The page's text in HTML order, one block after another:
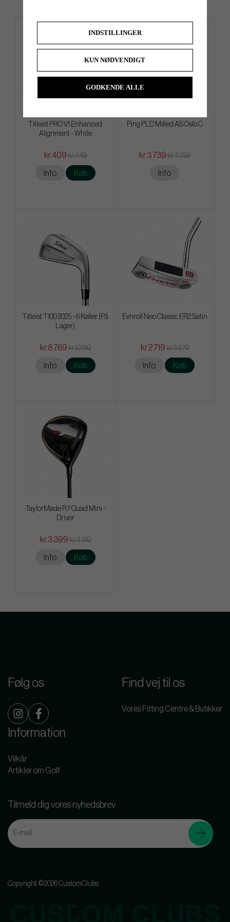
Titleist PRO V1 Enhanced
Alignment - White
kr.409 kr.449
Info Køb
Ping PLD Milled AS Oslo C
kr.3 739 kr.4 759
Info
Titleist T100 2025 - 6 Køller (På
Lager)
kr.8 769 kr.10 199
Info Køb
Evnroll Neo Classic ER2 Satin
kr.2 719 kr.3 679
Info Køb
TaylorMade R7 Quad Mini -
Driver
kr.3 399 kr.4 019
Info Køb
Følg os Find vej til os
Vores Fitting Centre & Butikker
Information
Vilkår
Artikler om Golf
Tilmeld dig vores nyhedsbrev
Copyright ©2026 CustomClubs
INDSTILLINGER
KUN NØDVENDIGT
GODKENDE ALLE